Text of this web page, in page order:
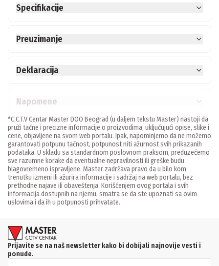
Specifikacije
Preuzimanje
Deklaracija
Napomene
*C.C.T.V Centar Master DOO Beograd (u daljem tekstu Master) nastoji da
pruži tačne i precizne informacije o proizvodima, uključujući opise, slike i
cene, objavljene na svom web portalu. Ipak, napominjemo da ne možemo
garantovati potpunu tačnost, potpunost niti ažurnost svih prikazanih
podataka. U skladu sa standardnom poslovnom praksom, preduzećemo
sve razumne korake da eventualne nepravilnosti ili greške budu
blagovremeno ispravljene. Master zadržava pravo da u bilo kom
trenutku izmeni ili ažurira informacije i sadržaj na web portalu, bez
prethodne najave ili obaveštenja. Korišćenjem ovog portala i svih
informacija dostupnih na njemu, smatra se da ste upoznati sa ovim
uslovima i da ih u potpunosti prihvatate.
Prijavite se na naš newsletter kako bi dobijali najnovije vesti i
ponude.